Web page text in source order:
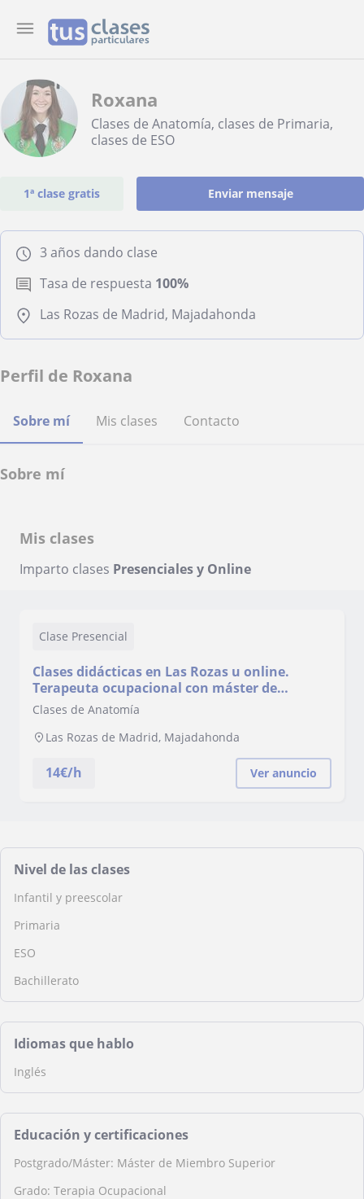
Roxana
Clases de Anatomía, clases de Primaria,
clases de ESO
1ª clase gratis Enviar mensaje
3 años dando clase
Tasa de respuesta 100%
Las Rozas de Madrid, Majadahonda
Perfil de Roxana
Sobre mí Mis clases Contacto
Sobre mí
Mis clases
Imparto clases Presenciales y Online
Clase Presencial
Clases didácticas en Las Rozas u online.
Terapeuta ocupacional con máster de
especialización en terapia de mano.
máster basado en la evidencia.
Clases de Anatomía
Las Rozas de Madrid, Majadahonda
14€/h Ver anuncio
Nivel de las clases
Infantil y preescolar
Primaria
ESO
Bachillerato
Idiomas que hablo
Inglés
Educación y certificaciones
Postgrado/Máster: Máster de Miembro Superior
Grado: Terapia Ocupacional